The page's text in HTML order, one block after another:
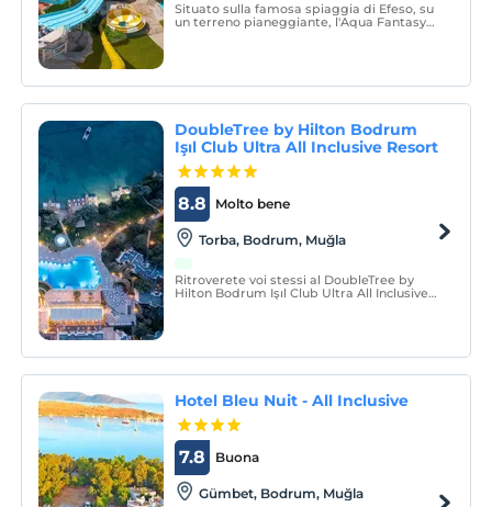
Situato sulla famosa spiaggia di Efeso, su
un terreno pianeggiante, l'Aqua Fantasy
DoubleTree by Hilton Bodrum
Işıl Club Ultra All Inclusive Resort
Molto bene
8.8
Torba, Bodrum, Muğla
Ritroverete voi stessi al DoubleTree by
Hilton Bodrum Işıl Club Ultra All Inclusive
Hotel Bleu Nuit - All Inclusive
Buona
7.8
Gümbet, Bodrum, Muğla